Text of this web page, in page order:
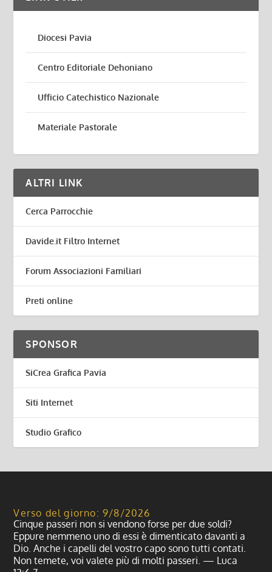
Diocesi Pavia
Centro Editoriale Dehoniano
Ufficio Catechistico Nazionale
Materiale Pastorale
ALTRI LINK
Cerca Parrocchie
Davide.it Filtro Internet
Forum Associazioni Familiari
Preti online
SPONSOR
SiCrea Grafica Pavia
Siti Internet
Studio Grafico
Verso del giorno: 9/8/2026
Cinque passeri non si vendono forse per due soldi?
Eppure nemmeno uno di essi è dimenticato davanti a
Dio. Anche i capelli del vostro capo sono tutti contati.
Non temete, voi valete più di molti passeri. — Luca